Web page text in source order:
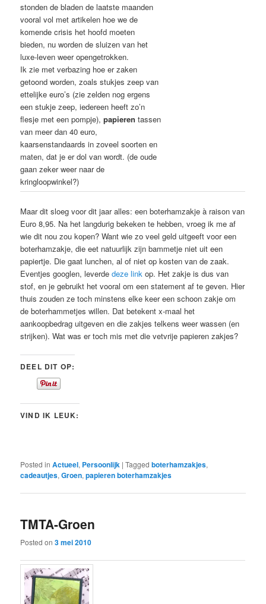
stonden de bladen de laatste maanden
vooral vol met artikelen hoe we de
komende crisis het hoofd moeten
bieden, nu worden de sluizen van het
luxe-leven weer opengetrokken.
Ik zie met verbazing hoe er zaken
getoond worden, zoals stukjes zeep van
ettelijke euro’s (zie zelden nog ergens
een stukje zeep, iedereen heeft zo’n
flesje met een pompje),papieren tassen
van meer dan 40 euro,
kaarsenstandaards in zoveel soorten en
maten, dat je er dol van wordt. (de oude
gaan zeker weer naar de
kringloopwinkel?)
Maar dit sloeg voor dit jaar alles: een boterhamzakje à raison van
Euro 8,95. Na het langdurig bekeken te hebben, vroeg ik me af
wie dit nou zou kopen? Want wie zo veel geld uitgeeft voor een
boterhamzakje, die eet natuurlijk zijn bammetje niet uit een
papiertje. Die gaat lunchen, al of niet op kosten van de zaak.
Eventjes googlen, leverdedeze link op. Het zakje is dus van
stof, en je gebruikt het vooral om een statement af te geven. Hier
thuis zouden ze toch minstens elke keer een schoon zakje om
de boterhammetjes willen. Dat betekent x-maal het
aankoopbedrag uitgeven en die zakjes telkens weer wassen (en
strijken). Wat was er toch mis met die vetvrije papieren zakjes?
DEEL DIT OP:
VIND IK LEUK:
Posted in Actueel, Persoonlijk |Tagged boterhamzakjes,
cadeautjes,Groen,papieren boterhamzakjes
TMTA-Groen
Posted on3 mei 2010